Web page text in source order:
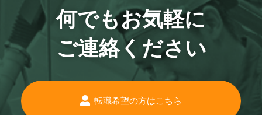
何でもお気軽に
ご連絡ください
転職希望の方はこちら